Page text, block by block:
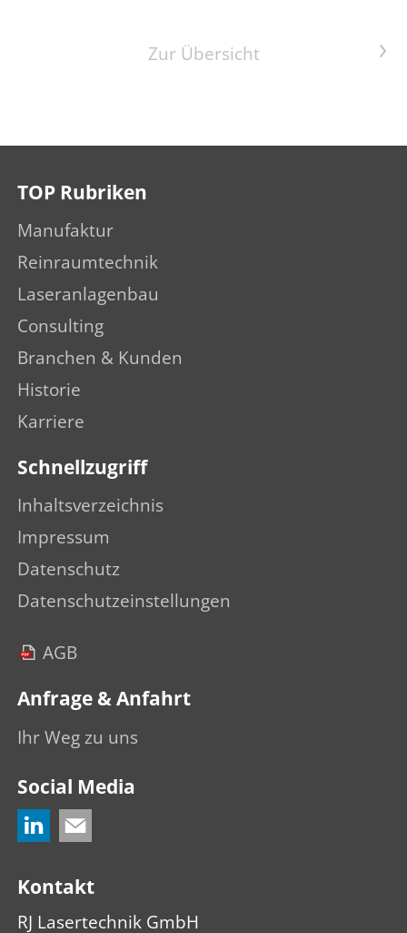
Zur ÜbersichtNächster Artikel
TOP Rubriken
Manufaktur
Reinraumtechnik
Laseranlagenbau
Consulting
Branchen & Kunden
Historie
Karriere
Schnellzugriff
Inhaltsverzeichnis
Impressum
Datenschutz
Datenschutzeinstellungen
AGB
Anfrage & Anfahrt
Ihr Weg zu uns
Social Media
Kontakt
RJ Lasertechnik GmbH